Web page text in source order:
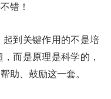
错！
到关键作用的不是培
而是原理是科学的，
助、鼓励这一套。